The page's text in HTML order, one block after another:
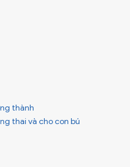
thành
thai và cho con bú